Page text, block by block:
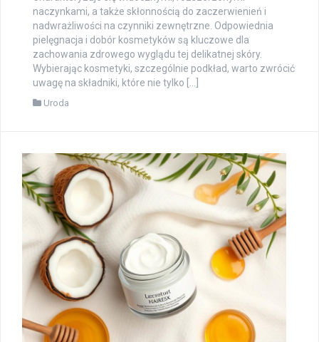
naczynkami, a także skłonnością do zaczerwienień i
nadwrażliwości na czynniki zewnętrzne. Odpowiednia
pielęgnacja i dobór kosmetyków są kluczowe dla
zachowania zdrowego wyglądu tej delikatnej skóry.
Wybierając kosmetyki, szczególnie podkład, warto zwrócić
uwagę na składniki, które nie tylko […]
Uroda